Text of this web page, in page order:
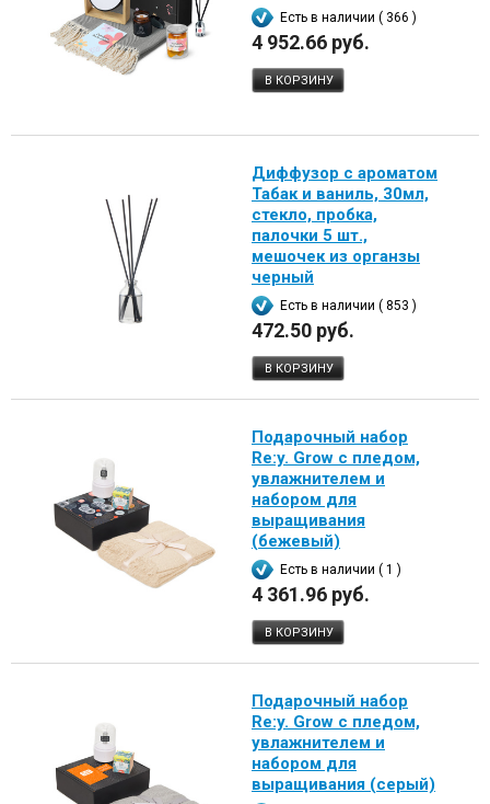
Есть в наличии ( 366 )
4 952.66 руб.
В КОРЗИНУ
Диффузор с ароматом
Табак и ваниль, 30мл,
стекло, пробка,
палочки 5 шт.,
мешочек из органзы
черный
Есть в наличии ( 853 )
472.50 руб.
В КОРЗИНУ
Подарочный набор
Re:y. Grow с пледом,
увлажнителем и
набором для
выращивания
(бежевый)
Есть в наличии ( 1 )
4 361.96 руб.
В КОРЗИНУ
Подарочный набор
Re:y. Grow с пледом,
увлажнителем и
набором для
выращивания (серый)